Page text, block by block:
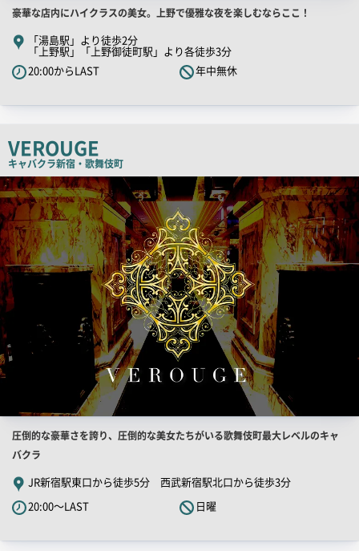
店
舗
PR
キ
ッ
コ
ピ
ー
豪華な店内にハイクラスの美女。上野で優雅な夜を楽しむならここ！
「湯島駅」より徒歩2分
「上野駅」「上野御徒町駅」より各徒歩3分
20:00からLAST
年中無休
VEROUGE
キャバクラ新宿・歌舞伎町
検
索
結
果
一
覧
用
画
像
店
舗
PR
キ
ャ
圧倒的な豪華さを誇り、圧倒的な美女たちがいる歌舞伎町最大レベルのキャ
バクラ
JR新宿駅東口から徒歩5分 西武新宿駅北口から徒歩3分
20:00～LAST
日曜